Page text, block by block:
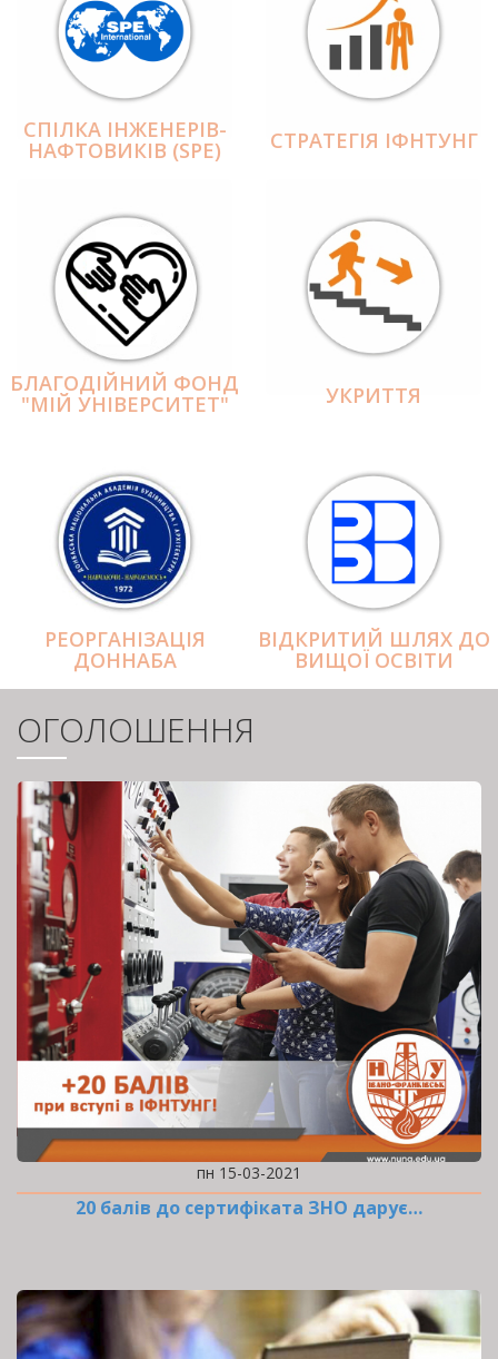
СПІЛКА ІНЖЕНЕРІВ-
НАФТОВИКІВ (SPE) СТРАТЕГІЯ ІФНТУНГ
БЛАГОДІЙНИЙ ФОНД
"МІЙ УНІВЕРСИТЕТ" УКРИТТЯ
РЕОРГАНІЗАЦІЯ
ДОННАБА
ВІДКРИТИЙ ШЛЯХ ДО
ВИЩОЇ ОСВІТИ
ОГОЛОШЕННЯ
пн 15-03-2021
20 балів до сертифіката ЗНО дарує…